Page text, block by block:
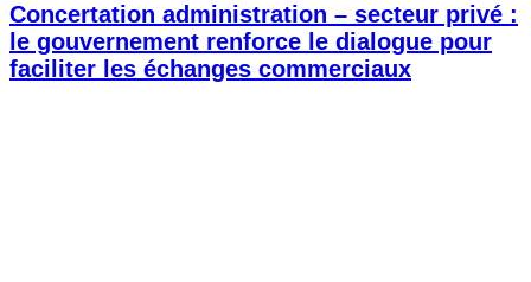
Concertation administration – secteur privé :
le gouvernement renforce le dialogue pour
faciliter les échanges commerciaux